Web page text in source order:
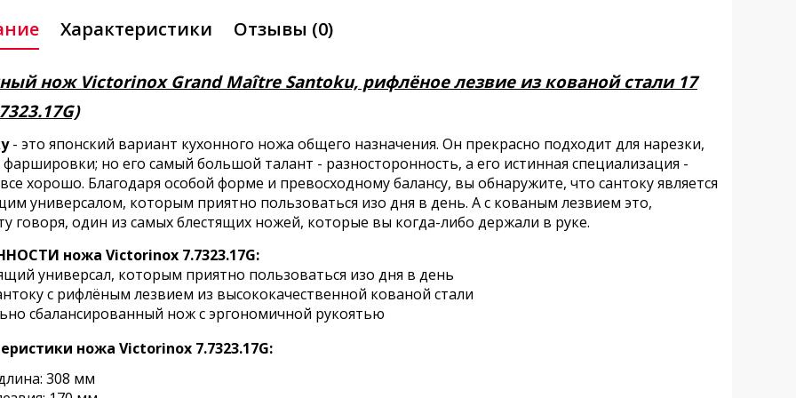
Характеристики Отзывы (0)
нож Victorinox Grand Maître Santoku, рифлёное лезвие из кованой стали 17
- это японский вариант кухонного ножа общего назначения. Он прекрасно подходит для нарезки,
фаршировки; но его самый большой талант - разносторонность, а его истинная специализация -
хорошо. Благодаря особой форме и превосходному балансу, вы обнаружите, что сантоку является
универсалом, которым приятно пользоваться изо дня в день. А с кованым лезвием это,
говоря, один из самых блестящих ножей, которые вы когда-либо держали в руке.
ножа Victorinox 7.7323.17G:
универсал, которым приятно пользоваться изо дня в день
с рифлёным лезвием из высококачественной кованой стали
сбалансированный нож с эргономичной рукоятью
ножа Victorinox 7.7323.17G:
308 мм